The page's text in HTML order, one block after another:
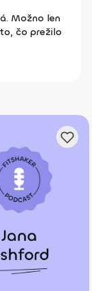
Možno len
čo prežilo